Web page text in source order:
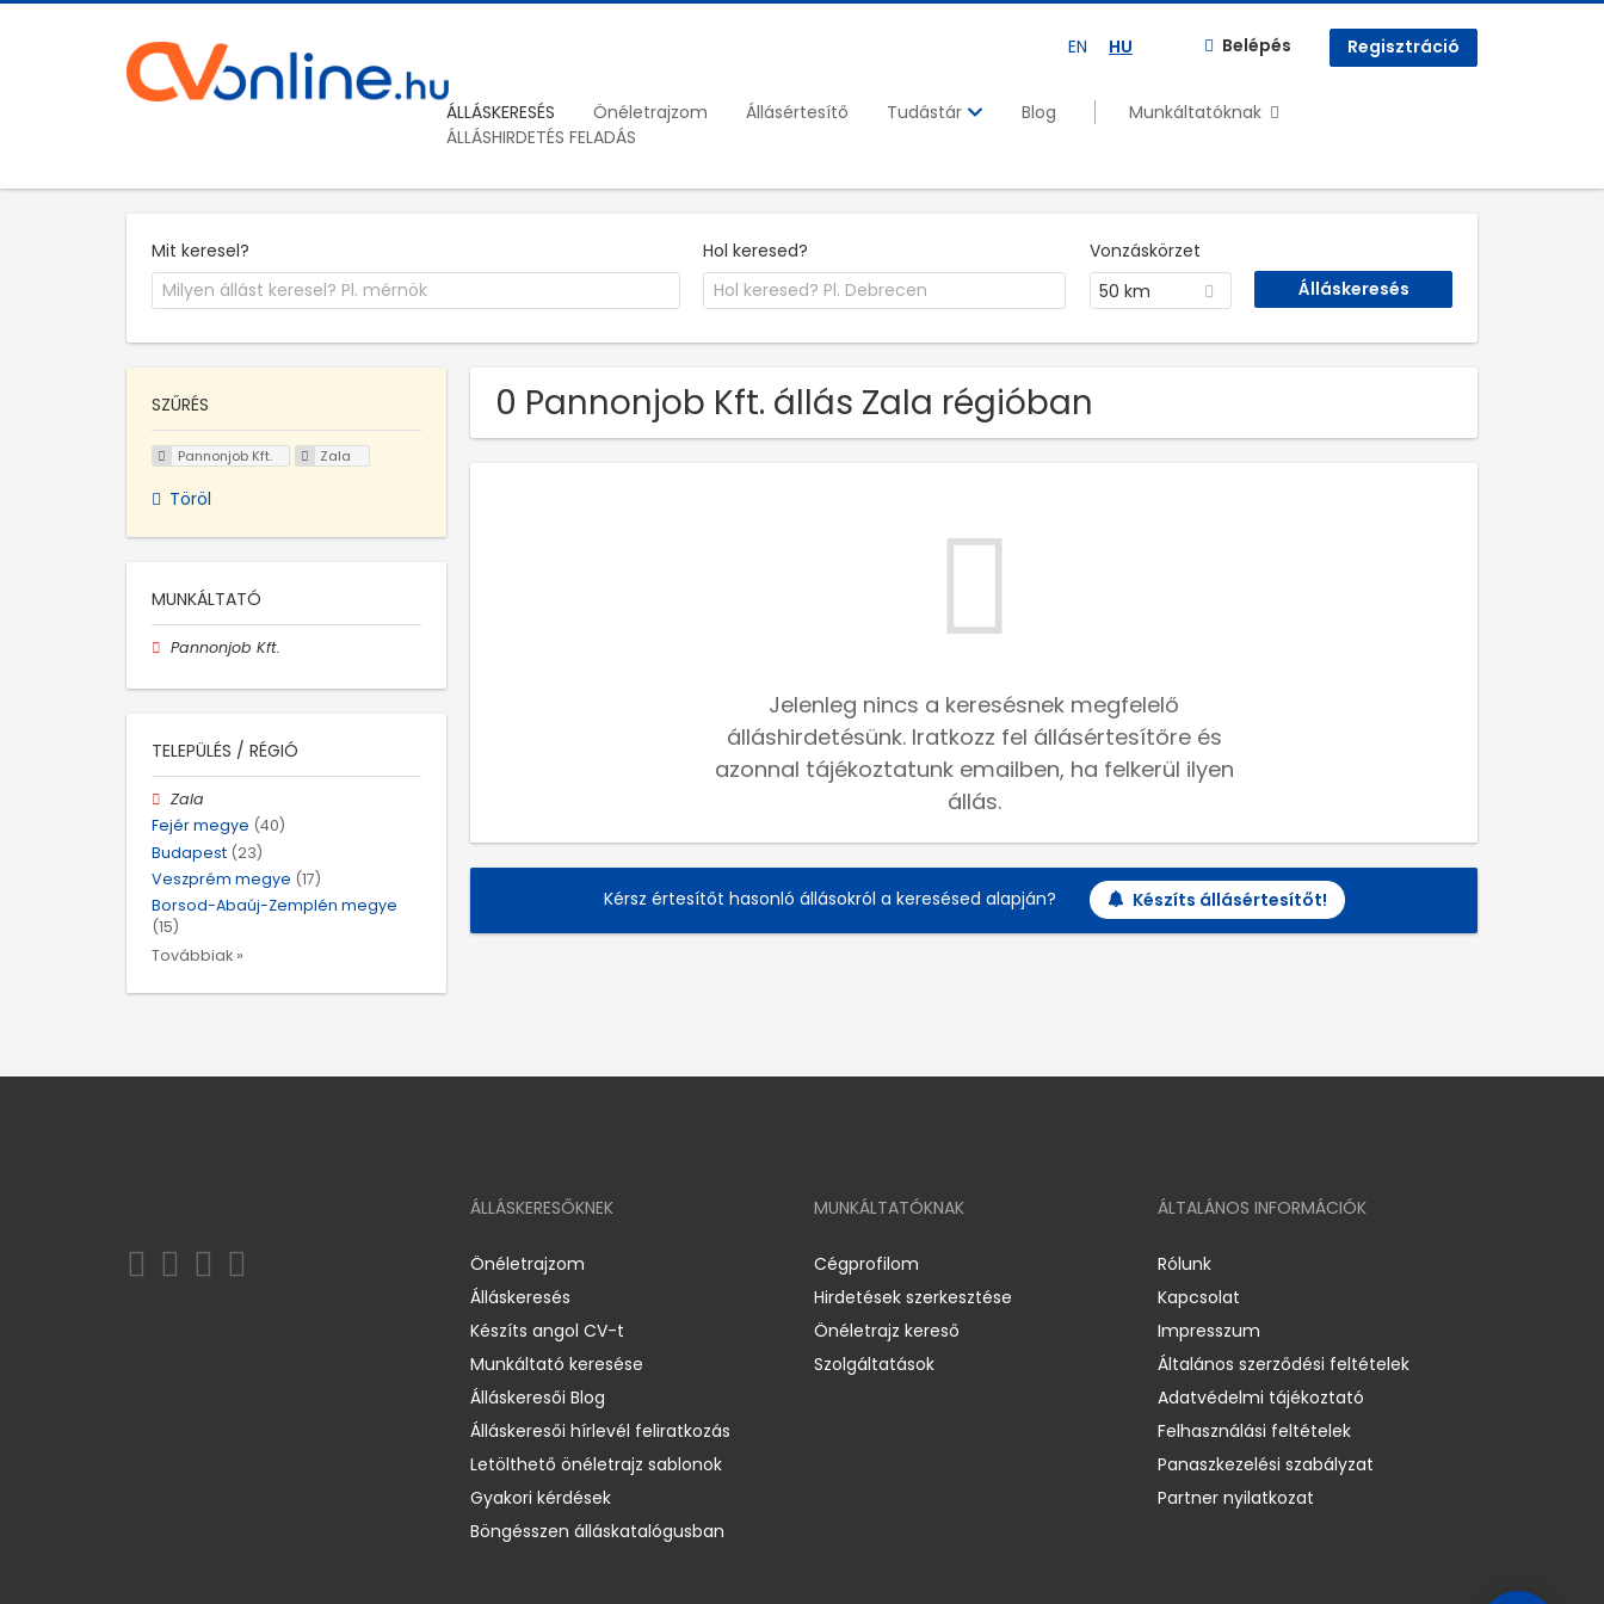
EN HU Belépés Regisztráció
ÁLLÁSKERESÉS Önéletrajzom Állásértesítő Tudástár Blog
Munkáltatóknak
ÁLLÁSHIRDETÉS FELADÁS
Mit keresel? Hol keresed?
Vonzáskörzet
50 km
0 Pannonjob Kft. állás Zala régióban
Jelenleg nincs a keresésnek megfelelő
álláshirdetésünk. Iratkozz fel állásértesítőre és
azonnal tájékoztatunk emailben, ha felkerül ilyen
állás.
Kérsz értesítőt hasonló állásokról a keresésed alapján? Készíts állásértesítőt!
SZŰRÉS
Pannonjob Kft. Zala
Töröl
MUNKÁLTATÓ
Pannonjob Kft.
TELEPÜLÉS / RÉGIÓ
Zala
Fejér megye (40)
Budapest (23)
Veszprém megye (17)
Borsod-Abaúj-Zemplén megye
(15)
Továbbiak »
ÁLLÁSKERESŐKNEK
Önéletrajzom
Álláskeresés
Készíts angol CV-t
Munkáltató keresése
Álláskeresői Blog
Álláskeresői hírlevél feliratkozás
Letölthető önéletrajz sablonok
Gyakori kérdések
Böngésszen álláskatalógusban
MUNKÁLTATÓKNAK
Cégprofilom
Hirdetések szerkesztése
Önéletrajz kereső
Szolgáltatások
ÁLTALÁNOS INFORMÁCIÓK
Rólunk
Kapcsolat
Impresszum
Általános szerződési feltételek
Adatvédelmi tájékoztató
Felhasználási feltételek
Panaszkezelési szabályzat
Partner nyilatkozat